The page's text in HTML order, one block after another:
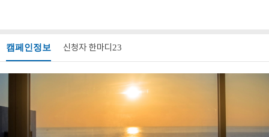
캠페인정보 신청자 한마디 23